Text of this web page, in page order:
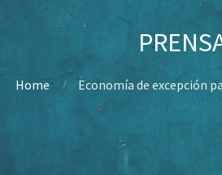
Home Economía de excepción